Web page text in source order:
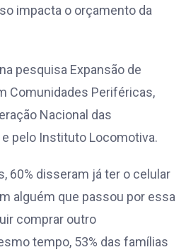
impacta o orçamento da
pesquisa Expansão de
Comunidades Periféricas,
Nacional das
pelo Instituto Locomotiva.
60% disseram já ter o celular
alguém que passou por essa
comprar outro
tempo, 53% das famílias